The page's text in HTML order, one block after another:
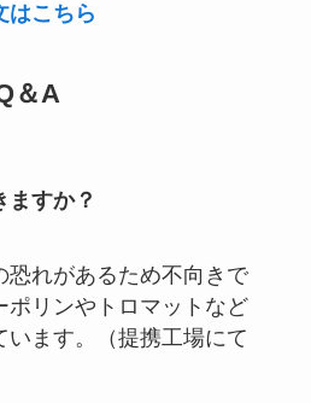
はこちら
＆A
ますか？
恐れがあるため不向きで
ポリンやトロマットなど
います。（提携工場にて